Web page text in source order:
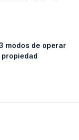
modos de operar